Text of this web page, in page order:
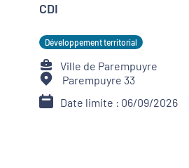
CDI
Développement territorial
Ville de Parempuyre
Parempuyre 33
Date limite : 06/09/2026